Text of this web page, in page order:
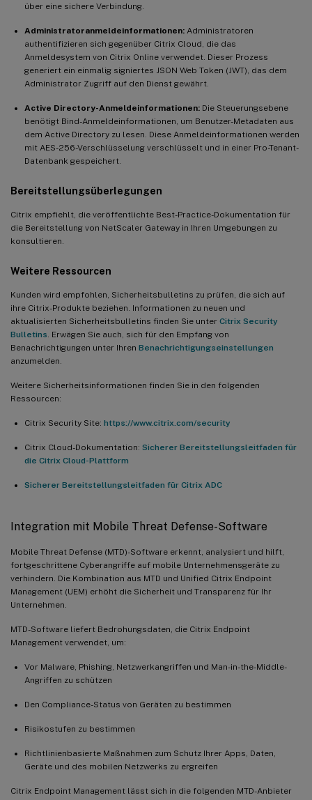
über eine sichere Verbindung.
Administratoranmeldeinformationen: Administratoren
authentifizieren sich gegenüber Citrix Cloud, die das
Anmeldesystem von Citrix Online verwendet. Dieser Prozess
generiert ein einmalig signiertes JSON Web Token (JWT), das dem
Administrator Zugriff auf den Dienst gewährt.
Active Directory-Anmeldeinformationen: Die Steuerungsebene
benötigt Bind-Anmeldeinformationen, um Benutzer-Metadaten aus
dem Active Directory zu lesen. Diese Anmeldeinformationen werden
mit AES-256-Verschlüsselung verschlüsselt und in einer Pro-Tenant-
Datenbank gespeichert.
Bereitstellungsüberlegungen
Citrix empfiehlt, die veröffentlichte Best-Practice-Dokumentation für
die Bereitstellung von NetScaler Gateway in Ihren Umgebungen zu
konsultieren.
Weitere Ressourcen
Kunden wird empfohlen, Sicherheitsbulletins zu prüfen, die sich auf
ihre Citrix-Produkte beziehen. Informationen zu neuen und
aktualisierten Sicherheitsbulletins finden Sie unter Citrix Security
Bulletins. Erwägen Sie auch, sich für den Empfang von
Benachrichtigungen unter Ihren Benachrichtigungseinstellungen
anzumelden.
Weitere Sicherheitsinformationen finden Sie in den folgenden
Ressourcen:
Citrix Security Site: https://www.citrix.com/security
Citrix Cloud-Dokumentation: Sicherer Bereitstellungsleitfaden für
die Citrix Cloud-Plattform
Sicherer Bereitstellungsleitfaden für Citrix ADC
Integration mit Mobile Threat Defense-Software
Mobile Threat Defense (MTD)-Software erkennt, analysiert und hilft,
fortgeschrittene Cyberangriffe auf mobile Unternehmensgeräte zu
verhindern. Die Kombination aus MTD und Unified Citrix Endpoint
Management (UEM) erhöht die Sicherheit und Transparenz für Ihr
Unternehmen.
MTD-Software liefert Bedrohungsdaten, die Citrix Endpoint
Management verwendet, um:
Vor Malware, Phishing, Netzwerkangriffen und Man-in-the-Middle-
Angriffen zu schützen
Den Compliance-Status von Geräten zu bestimmen
Risikostufen zu bestimmen
Richtlinienbasierte Maßnahmen zum Schutz Ihrer Apps, Daten,
Geräte und des mobilen Netzwerks zu ergreifen
Citrix Endpoint Management lässt sich in die folgenden MTD-Anbieter